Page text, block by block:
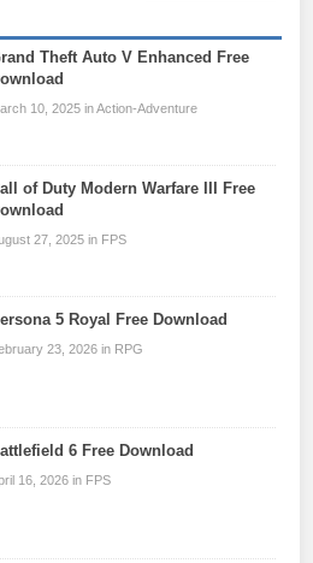
Theft Auto V Enhanced Free
10, 2025 in Action-Adventure
of Duty Modern Warfare III Free
27, 2025 in FPS
5 Royal Free Download
23, 2026 in RPG
6 Free Download
16, 2026 in FPS